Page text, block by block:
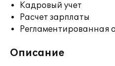
Кадровый учет
Расчет зарплаты
Регламентированная
Описание